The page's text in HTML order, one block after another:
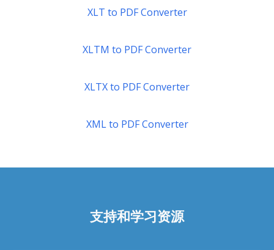
XLT to PDF Converter
XLTM to PDF Converter
XLTX to PDF Converter
XML to PDF Converter
支持和学习资源